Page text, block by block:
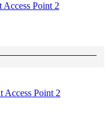
Access Point 2
Access Point 2